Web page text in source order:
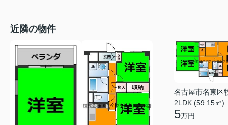
近隣の物件
名古屋市名東区
2LDK (59.15㎡)
5万円